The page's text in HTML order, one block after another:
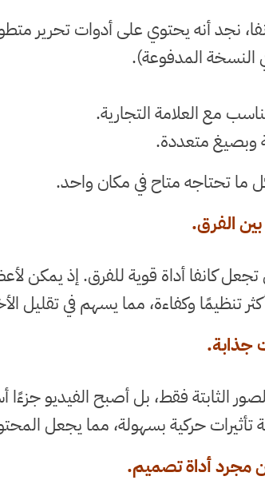
نجد أنه يحتوي على أدوات تحرير
النسخة المدفوعة).
مع العلامة التجارية.
وبصيغ متعددة.
ما تحتاجه متاح في مكان واحد.
كانفا أداة قوية للفرق. إذ يمكن
تنظيمًا وكفاءة، مما يسهم في تقليل
الثابتة فقط، بل أصبح الفيديو
حركية بسهولة، مما يجعل